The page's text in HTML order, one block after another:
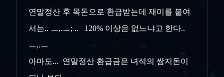
연말정산 후 목돈으로 환급받는데 재미를 붙여
서는.. ㅡ,.ㅡ; .. 120% 이상은 없느냐고 한다..
ㅡ,.ㅡ
아마도... 연말정산 환급금은 녀석의 쌈지돈이